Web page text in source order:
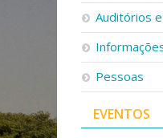
Auditórios
Pessoas
EVENTOS